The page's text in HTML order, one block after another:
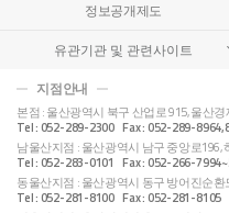
정보공개제도
유관기관 및 관련사이트
지점안내
본점 : 울산광역시 북구 산업로 915, 울산
Tel : 052-289-2300 Fax : 052-289-
남울산지점 : 울산광역시 남구 중앙로196,
Tel : 052-283-0101 Fax : 052-266-
동울산지점 : 울산광역시 동구 방어진순환
Tel : 052-281-8100 Fax : 052-281-8105